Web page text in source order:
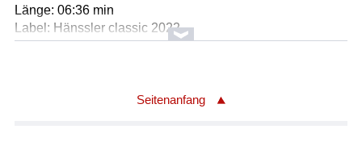
Länge: 06:36 min
Label: Hänssler classic 2022
Ausführender/Ausführende: Oliver Triendl
Seitenanfang